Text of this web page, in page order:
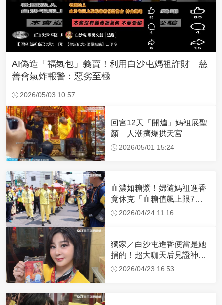
AI偽造「福氣包」義賣！利用白沙屯媽祖詐財 慈
善會氣炸報警：惡劣至極
2026/05/03 10:57
回宮12天「開爐」媽祖展聖
顏 人潮擠爆拱天宮
2026/05/01 15:24
血濃如糖漿！婦隨媽祖進香
竟休克「血糖值飆上限7
倍」 醫曝原因
2026/04/24 11:16
獨家／白沙屯進香便當是她
捐的！超大咖天后見證神
蹟 一靠近媽祖就爆哭
2026/04/23 16:53